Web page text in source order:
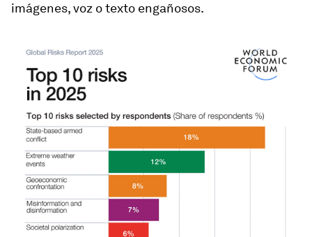
imágenes, voz o texto engañosos.